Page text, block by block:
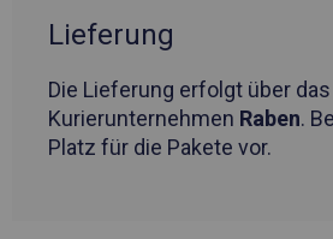
Lieferung
Die Lieferung erfolgt über das
Kurierunternehmen Raben.
Platz für die Pakete vor.